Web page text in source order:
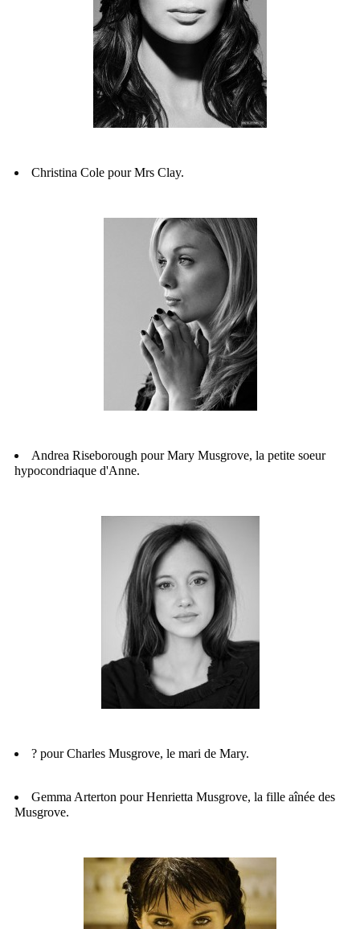
Christina Cole pour Mrs Clay.
Andrea Riseborough pour Mary Musgrove, la petite soeur
hypocondriaque d'Anne.
? pour Charles Musgrove, le mari de Mary.
Gemma Arterton pour Henrietta Musgrove, la fille aînée des
Musgrove.